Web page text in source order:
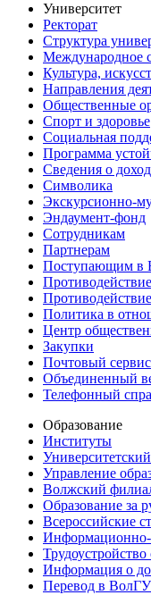
Университет
Ректорат
Структура
Международное
Культура,
Направления
Общественные
Спорт и здоровье
Социальная
Программа
Сведения о
Символика
Экскурсионно-
Эндаумент-фонд
Сотрудникам
Партнерам
Поступающим в
Политика в
Центр
Закупки
Почтовый сервис
Объединенный
Телефонный
Образование
Институты
Управление
Волжский
Образование за
Всероссийские
Информационно-
Информация о
Перевод в